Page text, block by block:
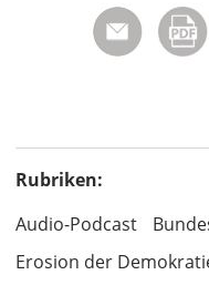
Rubriken:
Audio-Podcast
Erosion der